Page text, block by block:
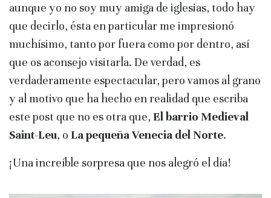
aunque yo no soy muy amiga de iglesias, todo hay
que decirlo, ésta en particular me impresionó
muchísimo, tanto por fuera como por dentro, así
que os aconsejo visitarla. De verdad, es
verdaderamente espectacular, pero vamos al grano
y al motivo que ha hecho en realidad que escriba
este post que no es otra que, El barrio Medieval
Saint-Leu, o La pequeña Venecia del Norte.
¡Una increíble sorpresa que nos alegró el día!